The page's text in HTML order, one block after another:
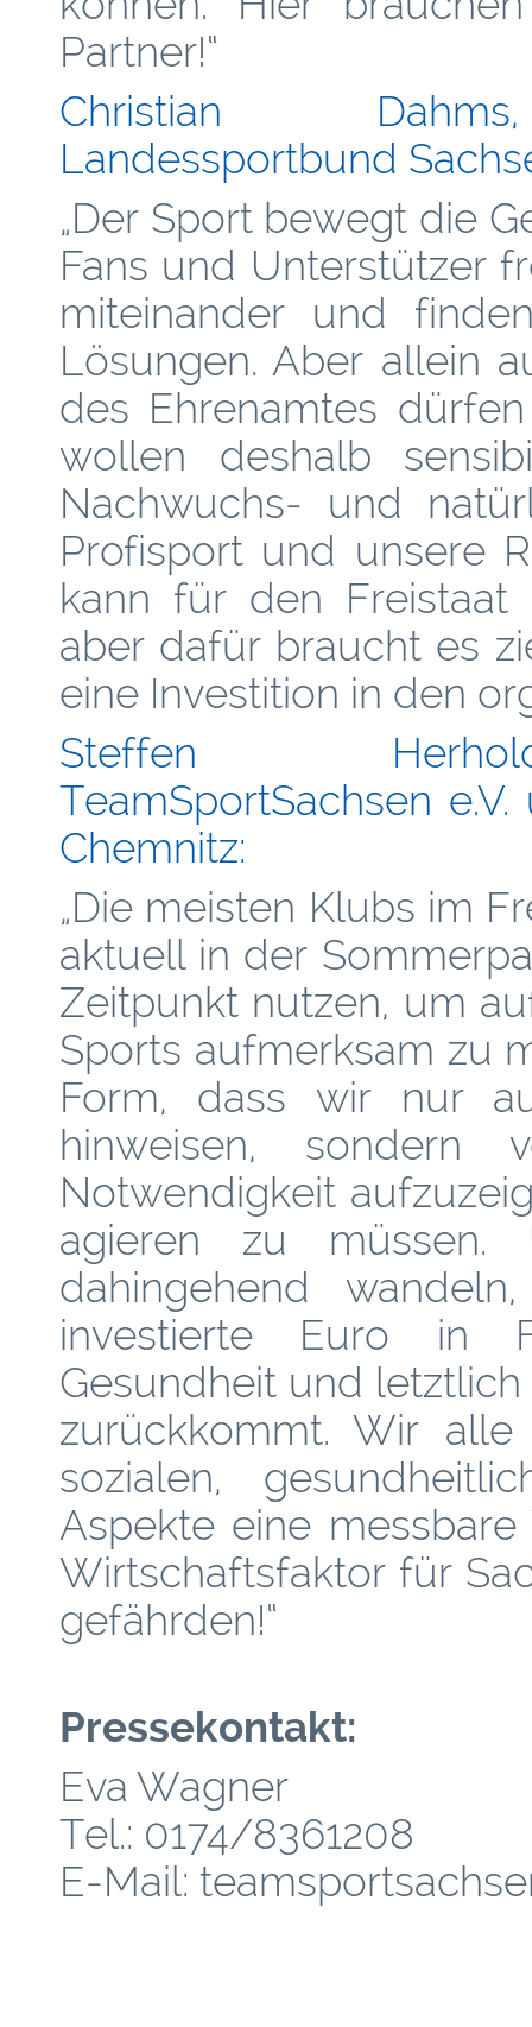
Partner!“
Christian Dahms,
Landessportbund
„Der Sport bewegt die
Fans und Unterstützer
miteinander und
Lösungen. Aber allein
des Ehrenamtes
wollen deshalb
Nachwuchs- und
Profisport und unsere
kann für den Freistaat
aber dafür braucht es
eine Investition in den
Steffen
TeamSportSachsen
Chemnitz:
„Die meisten Klubs im
aktuell in der
Zeitpunkt nutzen, um
Sports aufmerksam zu
Form, dass wir nur
hinweisen,
Notwendigkeit
agieren zu müssen.
dahingehend
investierte Euro in
Gesundheit und
zurückkommt. Wir
sozialen,
Aspekte eine
Wirtschaftsfaktor für
gefährden!“
Pressekontakt:
Eva Wagner
Tel.: 0174/8361208
E-Mail: